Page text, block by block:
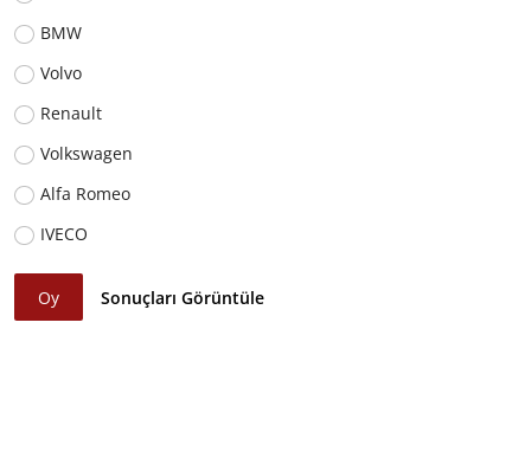
BMW
Volvo
Renault
Volkswagen
Alfa Romeo
IVECO
Oy Sonuçları Görüntüle